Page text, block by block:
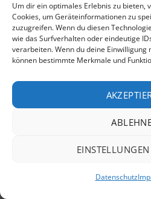
Um dir ein optimales Erlebnis zu bieten,
Cookies, um Geräteinformationen zu
zuzugreifen. Wenn du diesen
wie das Surfverhalten oder eindeutige
verarbeiten. Wenn du deine
können bestimmte Merkmale und
Datenschutz
AWE -